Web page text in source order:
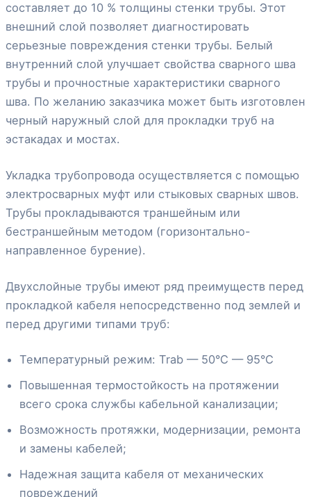
составляет до 10 % толщины стенки трубы. Этот
внешний слой позволяет диагностировать
серьезные повреждения стенки трубы. Белый
внутренний слой улучшает свойства сварного шва
трубы и прочностные характеристики сварного
шва. По желанию заказчика может быть изготовлен
черный наружный слой для прокладки труб на
эстакадах и мостах.
Укладка трубопровода осуществляется с помощью
электросварных муфт или стыковых сварных швов.
Трубы прокладываются траншейным или
бестраншейным методом (горизонтально-
направленное бурение).
Двухслойные трубы имеют ряд преимуществ перед
прокладкой кабеля непосредственно под землей и
перед другими типами труб:
Температурный режим: Trab — 50°C — 95°C
Повышенная термостойкость на протяжении
всего срока службы кабельной канализации;
Возможность протяжки, модернизации, ремонта
и замены кабелей;
Надежная защита кабеля от механических
повреждений